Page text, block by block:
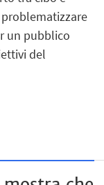
un pubblico
del